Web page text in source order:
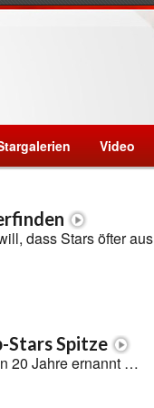
Video
dass Stars öfter aus
Stars Spitze
20 Jahre ernannt …